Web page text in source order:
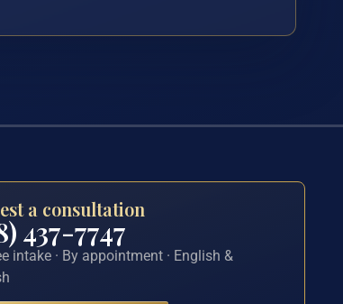
a consultation
437-7747
intake · By appointment · English &